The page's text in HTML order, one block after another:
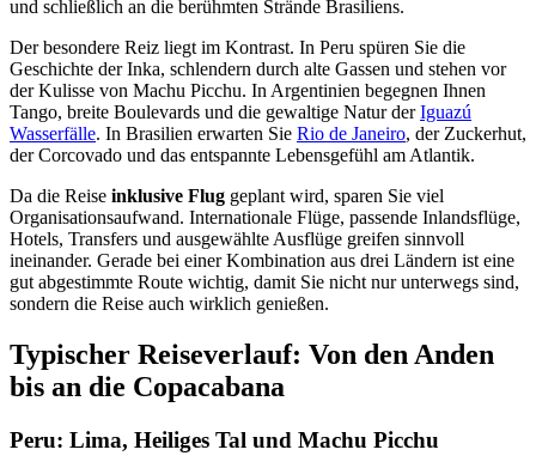
und schließlich an die berühmten Strände Brasiliens.
Der besondere Reiz liegt im Kontrast. In Peru spüren Sie die
Geschichte der Inka, schlendern durch alte Gassen und stehen vor
der Kulisse von Machu Picchu. In Argentinien begegnen Ihnen
Tango, breite Boulevards und die gewaltige Natur derIguazú
Wasserfälle. In Brasilien erwarten Sie Rio de Janeiro, der Zuckerhut,
der Corcovado und das entspannte Lebensgefühl am Atlantik.
Da die Reise inklusive Flug geplant wird, sparen Sie viel
Organisationsaufwand. Internationale Flüge, passende Inlandsflüge,
Hotels, Transfers und ausgewählte Ausflüge greifen sinnvoll
ineinander. Gerade bei einer Kombination aus drei Ländern ist eine
gut abgestimmte Route wichtig, damit Sie nicht nur unterwegs sind,
sondern die Reise auch wirklich genießen.
Typischer Reiseverlauf: Von den Anden
bis an die Copacabana
Peru: Lima, Heiliges Tal und Machu Picchu